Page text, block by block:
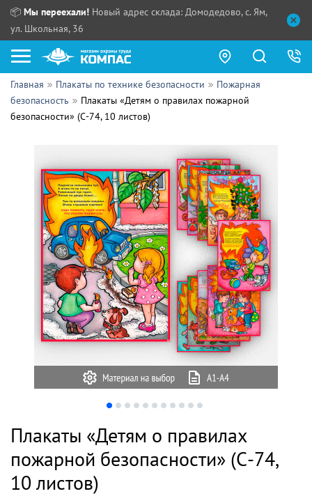
📦 Мы переехали! Новый адрес склада: Домодедово, с. Ям,
ул. Школьная, 36
Как купить?
Прайс-листы
Партнерам
Поставщикам
Обзоры
Контакты
ПН - ЧТ:
ПТ:
СБ, ВС:
Выдача продукции:
Главная Плакаты по технике безопасности
Пожарная
безопасность
Плакаты «Детям о правилах пожарной
безопасности» (С-74, 10 листов)
Плакаты «Детям о правилах
пожарной безопасности» (С-74,
10 листов)